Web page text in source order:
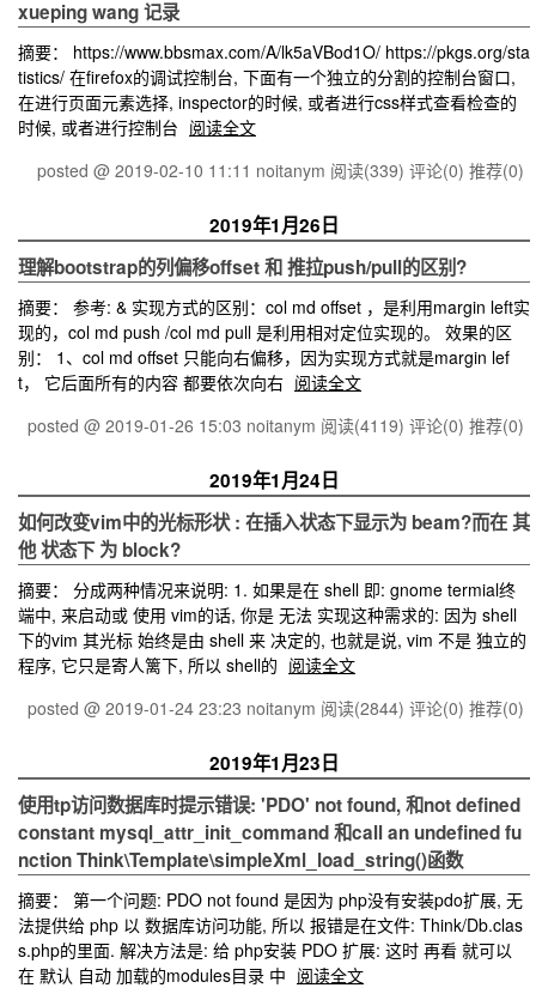
xueping wang 记录
摘要： https://www.bbsmax.com/A/lk5aVBod1O/ https://pkgs.org/sta
tistics/ 在firefox的调试控制台, 下面有一个独立的分割的控制台窗口,
在进行页面元素选择, inspector的时候, 或者进行css样式查看检查的
时候, 或者进行控制台 阅读全文
posted @ 2019-02-10 11:11 noitanym 阅读(339) 评论(0) 推荐(0)
2019年1月26日
理解bootstrap的列偏移offset 和 推拉push/pull的区别?
摘要： 参考: & 实现方式的区别：col md offset ，是利用margin left实
现的，col md push /col md pull 是利用相对定位实现的。 效果的区
别： 1、col md offset 只能向右偏移，因为实现方式就是margin lef
t， 它后面所有的内容 都要依次向右 阅读全文
posted @ 2019-01-26 15:03 noitanym 阅读(4119) 评论(0) 推荐(0)
2019年1月24日
如何改变vim中的光标形状 : 在插入状态下显示为 beam?而在 其
他 状态下 为 block?
摘要： 分成两种情况来说明: 1. 如果是在 shell 即: gnome termial终
端中, 来启动或 使用 vim的话, 你是 无法 实现这种需求的: 因为 shell
下的vim 其光标 始终是由 shell 来 决定的, 也就是说, vim 不是 独立的
程序, 它只是寄人篱下, 所以 shell的 阅读全文
posted @ 2019-01-24 23:23 noitanym 阅读(2844) 评论(0) 推荐(0)
2019年1月23日
使用tp访问数据库时提示错误: 'PDO' not found, 和not defined
constant mysql_attr_init_command 和call an undefined fu
nction Think\Template\simpleXml_load_string()函数
摘要： 第一个问题: PDO not found 是因为 php没有安装pdo扩展, 无
法提供给 php 以 数据库访问功能, 所以 报错是在文件: Think/Db.clas
s.php的里面. 解决方法是: 给 php安装 PDO 扩展: 这时 再看 就可以
在 默认 自动 加载的modules目录 中 阅读全文